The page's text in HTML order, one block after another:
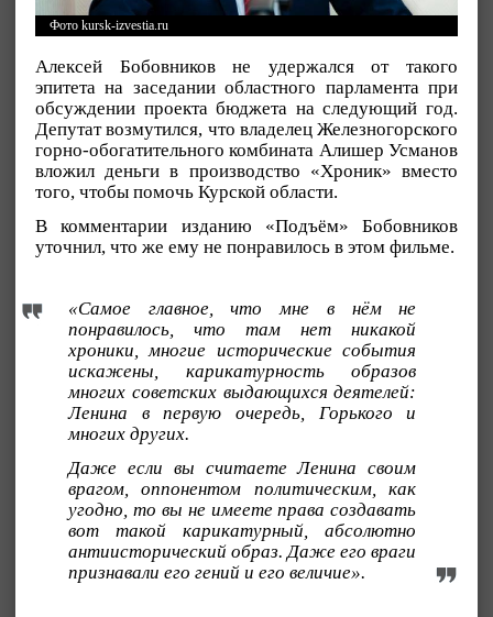
Фото kursk-izvestia.ru
Алексей Бобовников не удержался от такого
эпитета на заседании областного парламента при
обсуждении проекта бюджета на следующий год.
Депутат возмутился, что владелец Железногорского
горно-обогатительного комбината Алишер Усманов
вложил деньги в производство «Хроник» вместо
того, чтобы помочь Курской области.
В комментарии изданию «Подъём» Бобовников
уточнил, что же ему не понравилось в этом фильме.
«Самое главное, что мне в нём не
понравилось, что там нет никакой
хроники, многие исторические события
искажены, карикатурность образов
многих советских выдающихся деятелей:
Ленина в первую очередь, Горького и
многих других.
Даже если вы считаете Ленина своим
врагом, оппонентом политическим, как
угодно, то вы не имеете права создавать
вот такой карикатурный, абсолютно
антиисторический образ. Даже его враги
признавали его гений и его величие».